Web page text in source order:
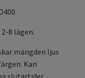
8 lägen.
mängden ljus
Kan